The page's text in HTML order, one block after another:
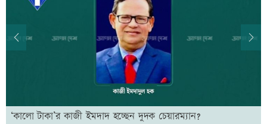
‘কালো টাকা’র কাজী ইমদাদ হচ্ছেন দুদক চেয়ারম্যান?
Previous Next